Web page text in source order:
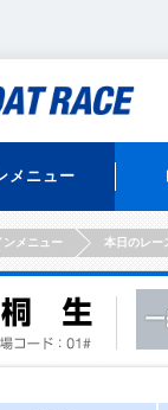
メニュー
ンメニュー 本日のレー